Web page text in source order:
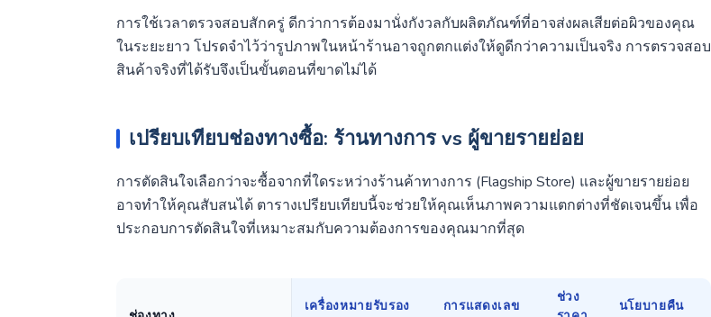
การใช้เวลาตรวจสอบสักครู่ ดีกว่าการต้องมานั่งกังวลกับผลิตภัณฑ์ที่อาจส่งผลเสียต่อผิวของคุณ
ในระยะยาว โปรดจำไว้ว่ารูปภาพในหน้าร้านอาจถูกตกแต่งให้ดูดีกว่าความเป็นจริง การตรวจสอบ
สินค้าจริงที่ได้รับจึงเป็นขั้นตอนที่ขาดไม่ได้
เปรียบเทียบช่องทางซื้อ: ร้านทางการ vs ผู้ขายรายย่อย
การตัดสินใจเลือกว่าจะซื้อจากที่ใดระหว่างร้านค้าทางการ (Flagship Store) และผู้ขายรายย่อย
อาจทำให้คุณสับสนได้ ตารางเปรียบเทียบนี้จะช่วยให้คุณเห็นภาพความแตกต่างที่ชัดเจนขึ้น เพื่อ
ประกอบการตัดสินใจที่เหมาะสมกับความต้องการของคุณมากที่สุด
เครื่องหมายรับรอง
การแสดงเลข
ช่วง
นโยบายคืน